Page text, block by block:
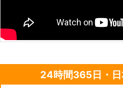
24時間365日・日